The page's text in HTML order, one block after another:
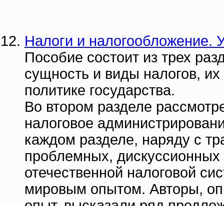
Налоги и налогообложение.
Пособие состоит из трех
сущность и виды налогов,
политике государства.
Во втором разделе
налоговое
каждом разделе, наряду с
проблемных,
отечественной налоговой
мировым опытом. Авторы,